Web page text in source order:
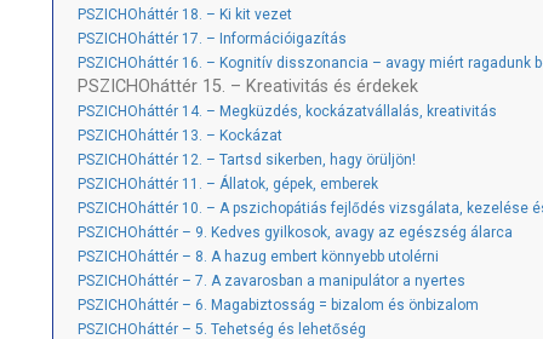
PSZICHOháttér 18. – Ki kit vezet
PSZICHOháttér 17. – Információigazítás
PSZICHOháttér 16. – Kognitív disszonancia – avagy miért ragadunk
PSZICHOháttér 15. – Kreativitás és érdekek
PSZICHOháttér 14. – Megküzdés, kockázatvállalás, kreativitás
PSZICHOháttér 13. – Kockázat
PSZICHOháttér 12. – Tartsd sikerben, hagy örüljön!
PSZICHOháttér 11. – Állatok, gépek, emberek
PSZICHOháttér 10. – A pszichopátiás fejlődés vizsgálata, kezelése
PSZICHOháttér – 9. Kedves gyilkosok, avagy az egészség álarca
PSZICHOháttér – 8. A hazug embert könnyebb utolérni
PSZICHOháttér – 7. A zavarosban a manipulátor a nyertes
PSZICHOháttér – 6. Magabiztosság = bizalom és önbizalom
PSZICHOháttér – 5. Tehetség és lehetőség